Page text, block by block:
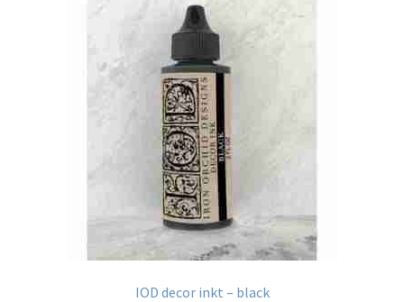
IOD decor inkt – black